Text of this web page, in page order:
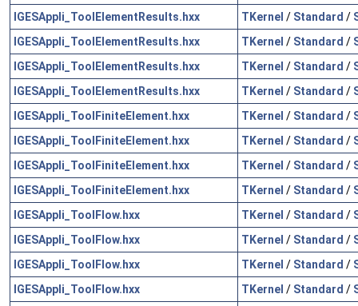
IGESAppli_ToolElementResults.hxx
TKernel / Standard /
IGESAppli_ToolElementResults.hxx
TKernel / Standard /
IGESAppli_ToolElementResults.hxx
TKernel / Standard /
IGESAppli_ToolElementResults.hxx
TKernel / Standard /
IGESAppli_ToolFiniteElement.hxx
TKernel / Standard /
IGESAppli_ToolFiniteElement.hxx
TKernel / Standard /
IGESAppli_ToolFiniteElement.hxx
TKernel / Standard /
IGESAppli_ToolFiniteElement.hxx
TKernel / Standard /
IGESAppli_ToolFlow.hxx
TKernel / Standard /
IGESAppli_ToolFlow.hxx
TKernel / Standard /
IGESAppli_ToolFlow.hxx
TKernel / Standard /
IGESAppli_ToolFlow.hxx
TKernel / Standard /